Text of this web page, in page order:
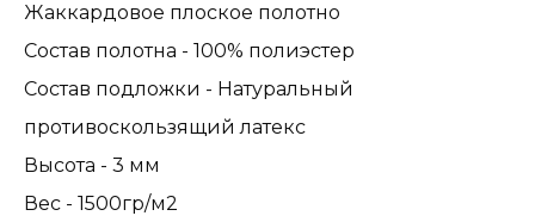
Жаккардовое плоское полотно
Состав полотна - 100% полиэстер
Состав подложки - Натуральный
противоскользящий латекс
Высота - 3 мм
Вес - 1500гр/м2